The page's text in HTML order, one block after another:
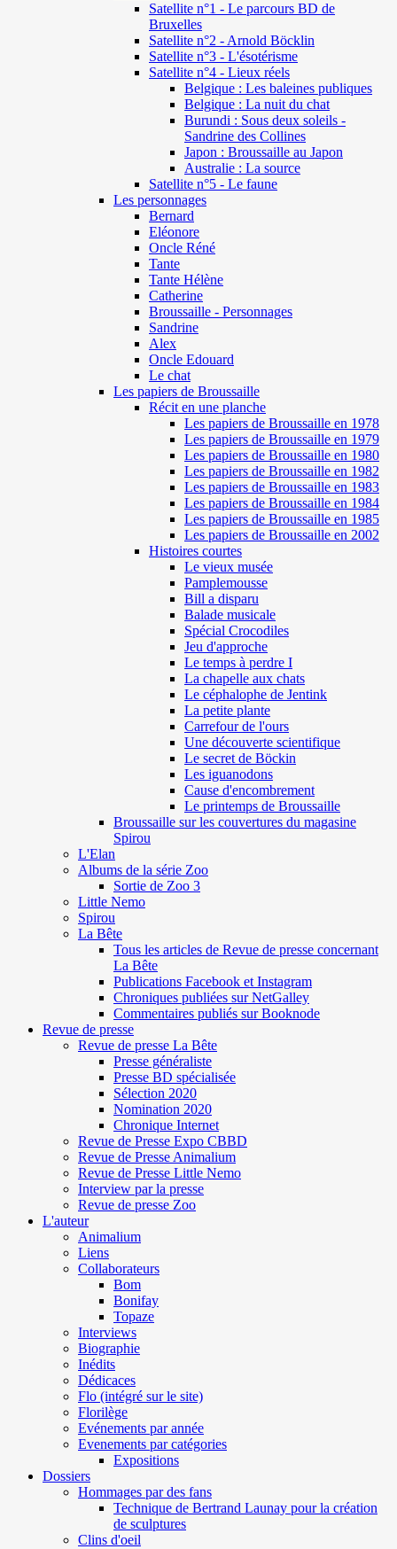
Satellite n°1 - Le parcours BD de
Bruxelles
Satellite n°2 - Arnold Böcklin
Satellite n°3 - L'ésotérisme
Satellite n°4 - Lieux réels
Belgique : Les baleines publiques
Belgique : La nuit du chat
Burundi : Sous deux soleils -
Sandrine des Collines
Japon : Broussaille au Japon
Australie : La source
Satellite n°5 - Le faune
Les personnages
Bernard
Eléonore
Oncle Réné
Tante
Tante Hélène
Catherine
Broussaille - Personnages
Sandrine
Alex
Oncle Edouard
Le chat
Les papiers de Broussaille
Récit en une planche
Les papiers de Broussaille en 1978
Les papiers de Broussaille en 1979
Les papiers de Broussaille en 1980
Les papiers de Broussaille en 1982
Les papiers de Broussaille en 1983
Les papiers de Broussaille en 1984
Les papiers de Broussaille en 1985
Les papiers de Broussaille en 2002
Histoires courtes
Le vieux musée
Pamplemousse
Bill a disparu
Balade musicale
Spécial Crocodiles
Jeu d'approche
Le temps à perdre I
La chapelle aux chats
Le céphalophe de Jentink
La petite plante
Carrefour de l'ours
Une découverte scientifique
Le secret de Böckin
Les iguanodons
Cause d'encombrement
Le printemps de Broussaille
Broussaille sur les couvertures du magasine
Spirou
L'Elan
Albums de la série Zoo
Sortie de Zoo 3
Little Nemo
Spirou
La Bête
Tous les articles de Revue de presse concernant
La Bête
Publications Facebook et Instagram
Chroniques publiées sur NetGalley
Commentaires publiés sur Booknode
Revue de presse
Revue de presse La Bête
Presse généraliste
Presse BD spécialisée
Sélection 2020
Nomination 2020
Chronique Internet
Revue de Presse Expo CBBD
Revue de Presse Animalium
Revue de Presse Little Nemo
Interview par la presse
Revue de presse Zoo
L'auteur
Animalium
Liens
Collaborateurs
Bom
Bonifay
Topaze
Interviews
Biographie
Inédits
Dédicaces
Flo (intégré sur le site)
Florilège
Evénements par année
Evenements par catégories
Expositions
Dossiers
Hommages par des fans
Technique de Bertrand Launay pour la création
de sculptures
Clins d'oeil